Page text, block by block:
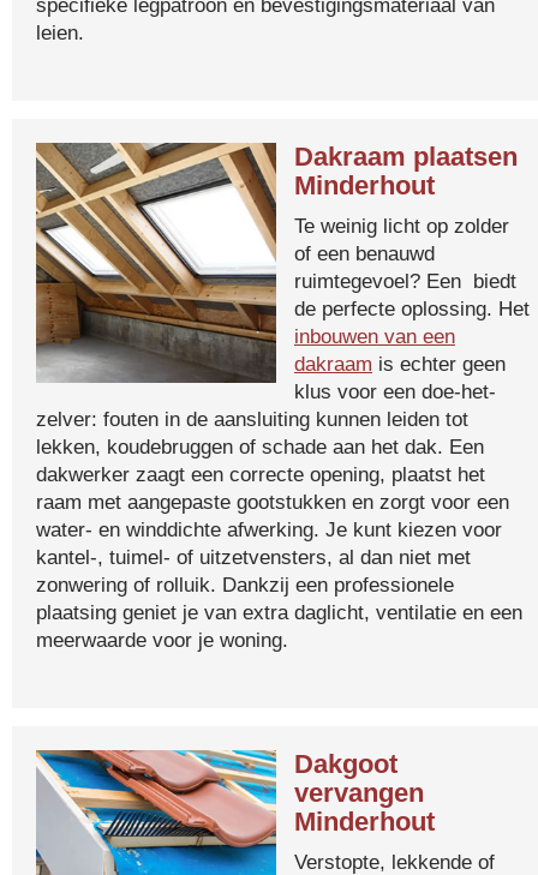
specifieke legpatroon en bevestigingsmateriaal van
leien.
Dakraam plaatsen
Minderhout
Te weinig licht op zolder
of een benauwd
ruimtegevoel? Een biedt
de perfecte oplossing. Het
inbouwen van een
dakraam is echter geen
klus voor een doe-het-
zelver: fouten in de aansluiting kunnen leiden tot
lekken, koudebruggen of schade aan het dak. Een
dakwerker zaagt een correcte opening, plaatst het
raam met aangepaste gootstukken en zorgt voor een
water- en winddichte afwerking. Je kunt kiezen voor
kantel-, tuimel- of uitzetvensters, al dan niet met
zonwering of rolluik. Dankzij een professionele
plaatsing geniet je van extra daglicht, ventilatie en een
meerwaarde voor je woning.
Dakgoot
vervangen
Minderhout
Verstopte, lekkende of